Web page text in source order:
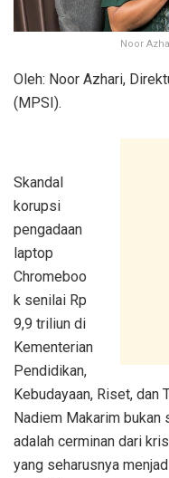
Noor
Oleh: Noor Azhari,
(MPSI).
Skandal
korupsi
pengadaan
laptop
Chromeboo
k senilai Rp
9,9 triliun di
Kementerian
Pendidikan,
Kebudayaan, Riset,
Nadiem Makarim bukan
adalah cerminan dari
yang seharusnya